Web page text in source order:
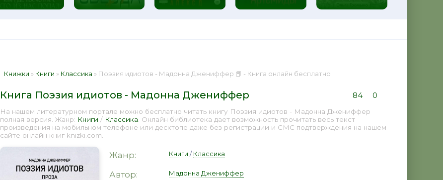
Книжки » Книги » Классика » Поэзия идиотов - Мадонна Джениффер 📕 - Книга онлайн бесплатно
Книга Поэзия идиотов - Мадонна Джениффер 84 0
На нашем литературном портале можно бесплатно читать книгу Поэзия идиотов - Мадонна Джениффер
полная версия. Жанр: Книги / Классика . Онлайн библиотека дает возможность прочитать весь текст
произведения на мобильном телефоне или десктопе даже без регистрации и СМС подтверждения на нашем
сайте онлайн книг knizki.com.
Жанр: Книги /Классика
Автор: Мадонна Джениффер